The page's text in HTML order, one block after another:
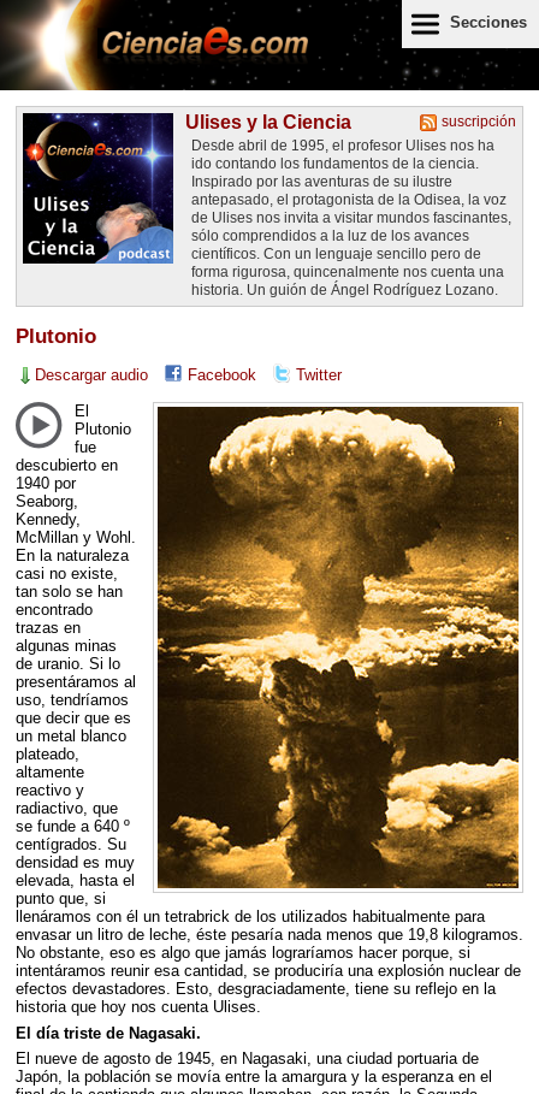
Secciones
suscripción
Ulises y la Ciencia
Desde abril de 1995, el profesor Ulises nos ha
ido contando los fundamentos de la ciencia.
Inspirado por las aventuras de su ilustre
antepasado, el protagonista de la Odisea, la voz
de Ulises nos invita a visitar mundos fascinantes,
sólo comprendidos a la luz de los avances
científicos. Con un lenguaje sencillo pero de
forma rigurosa, quincenalmente nos cuenta una
historia. Un guión de Ángel Rodríguez Lozano.
Plutonio
Descargar audio Facebook Twitter
El
Plutonio
fue
descubierto en
1940 por
Seaborg,
Kennedy,
McMillan y Wohl.
En la naturaleza
casi no existe,
tan solo se han
encontrado
trazas en
algunas minas
de uranio. Si lo
presentáramos al
uso, tendríamos
que decir que es
un metal blanco
plateado,
altamente
reactivo y
radiactivo, que
se funde a 640 º
centígrados. Su
densidad es muy
elevada, hasta el
punto que, si
llenáramos con él un tetrabrick de los utilizados habitualmente para
envasar un litro de leche, éste pesaría nada menos que 19,8 kilogramos.
No obstante, eso es algo que jamás lograríamos hacer porque, si
intentáramos reunir esa cantidad, se produciría una explosión nuclear de
efectos devastadores. Esto, desgraciadamente, tiene su reflejo en la
historia que hoy nos cuenta Ulises.
El día triste de Nagasaki.
El nueve de agosto de 1945, en Nagasaki, una ciudad portuaria de
Japón, la población se movía entre la amargura y la esperanza en el